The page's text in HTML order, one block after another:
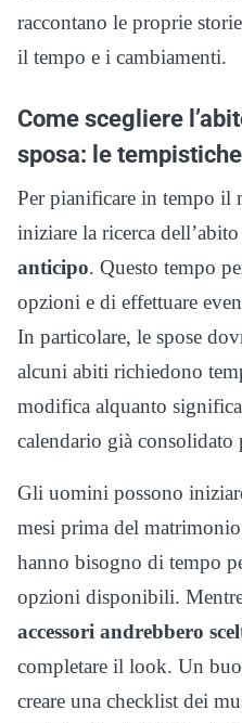
raccontano le proprie
il tempo e i cambiamenti.
Come scegliere
sposa: le
Per pianificare in tempo il
iniziare la ricerca
anticipo. Questo tempo
opzioni e di effettuare
In particolare, le spose
alcuni abiti richiedono
modifica alquanto
calendario già consolidato
Gli uomini possono
mesi prima del
hanno bisogno di tempo
opzioni disponibili.
accessori andrebbero
completare il look. Un
creare una checklist dei